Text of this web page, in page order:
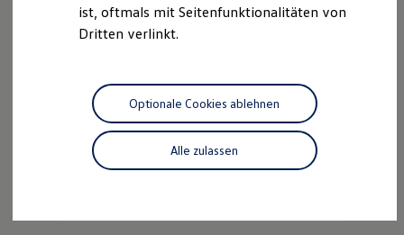
Software Updates
Service und Ersatzteile
Motorenöl und Flüssigkeiten
Räder und Reifen
Pannen- und Unfallhilfe
Economy Service
Volkswagen Teile
Zubehör
Der ID.4
Kraftvoll wie ein SUV, nachhaltig wie ein ID.
Mehr zum ID.4 erfahren
ist, oftmals mit Seitenfunktionalitäten von
Dritten verlinkt.
Alle zulassen
Optionale Cookies ablehnen